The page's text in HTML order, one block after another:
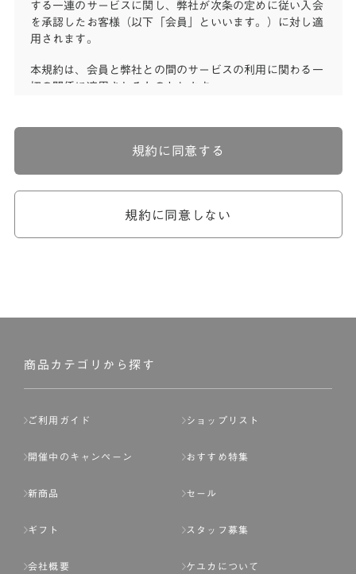
する一連のサービスに関し、弊社が次条の定めに従い入会
を承認したお客様（以下「会員」といいます。）に対し適
用されます。
本規約は、会員と弊社との間のサービスの利用に関わる一
切の関係に適用されるものとします。
ら個別規定はその名称のいかんに関わらず、本規約の一部
めが優先されるものとします。
ません。
ページへの入力、または弊社が別途指定する方法に従って
基づき判断した場合は、弊社は、その登録を取り消すこと
規約に同意しない
規約に同意する
商品カテゴリから探す
ご利用ガイド ショップリスト
開催中のキャンペーン おすすめ特集
新商品 セール
ギフト スタッフ募集
会社概要 ケユカについて